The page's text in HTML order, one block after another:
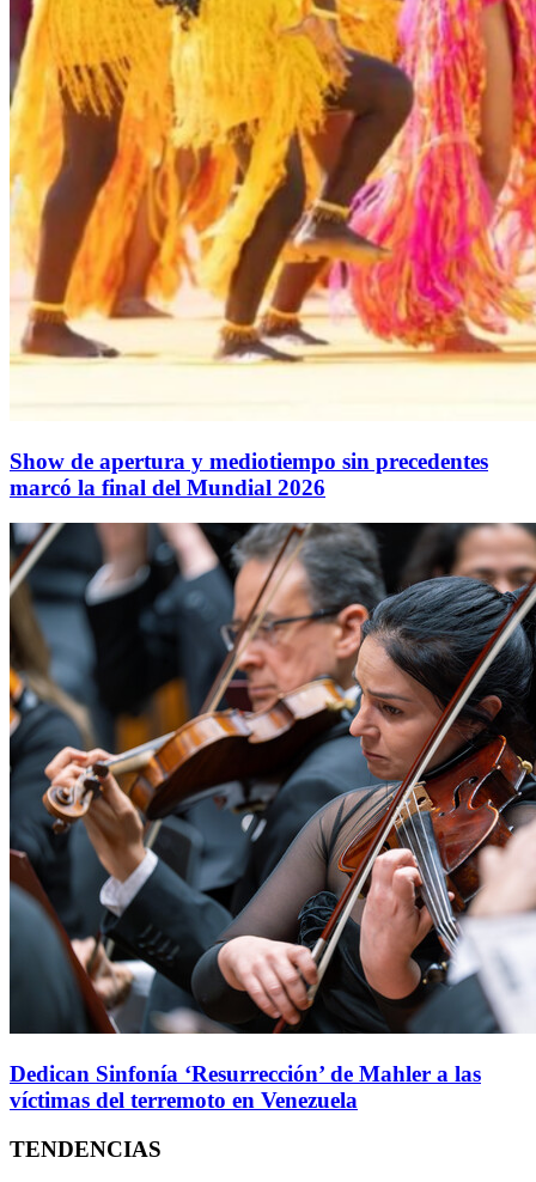
Show de apertura y mediotiempo sin precedentes
marcó la final del Mundial 2026
Dedican Sinfonía ‘Resurrección’ de Mahler a las
víctimas del terremoto en Venezuela
TENDENCIAS